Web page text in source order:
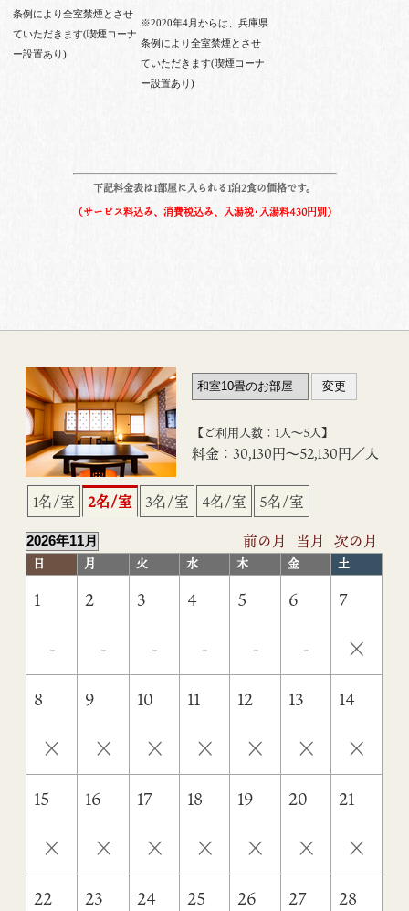
条例により全室禁煙とさせ
ていただきます(喫煙コーナ
ー設置あり)
※2020年4月からは、兵庫県
条例により全室禁煙とさせ
ていただきます(喫煙コーナ
ー設置あり)
下記料金表は1部屋に入られる1泊2食の価格です。
（サービス料込み、消費税込み、入湯税･入湯料430円別）
【ご利用人数：1人〜5人】
料金：30,130円〜52,130円／人
1名/室 2名/室 3名/室 4名/室
5名/室
前の月
当月 次の月
日 月 火 水 木 金 土
1
-
2
-
3
-
4
-
5
-
6
-
7
×
8
×
9
×
10
×
11
×
12
×
13
×
14
×
15
×
16
×
17
×
18
×
19
×
20
×
21
×
22 23 24 25 26 27 28